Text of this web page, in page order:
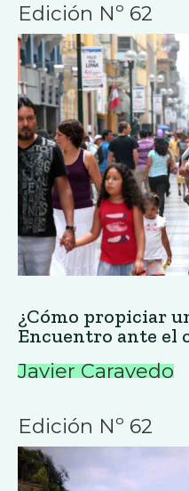
Edición Nº 62
¿Cómo propiciar
Encuentro ante el
Javier Caravedo
Edición Nº 62